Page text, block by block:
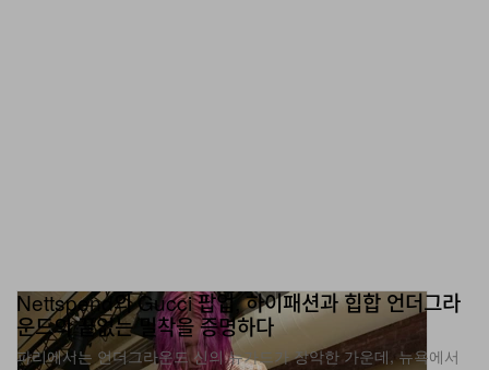
Nettspend의 Gucci 팝업, 하이패션과 힙합 언더그라
운드의 끝없는 밀착을 증명하다
파리에서는 언더그라운드 신의 뉴가드가 장악한 가운데, 뉴욕에서